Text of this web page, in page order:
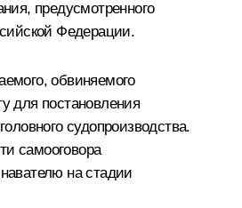
предусмотренного
Федерации.
обвиняемого
для постановления
судопроизводства.
самооговора
на стадии